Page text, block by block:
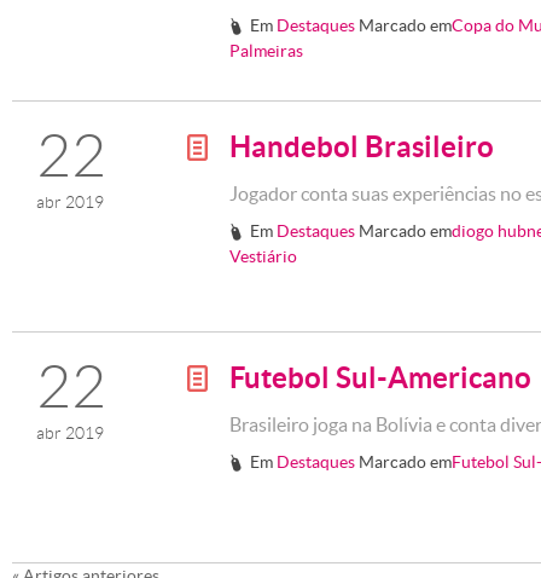
# Em Destaques Marcado emCopa do
Palmeiras
22
abr 2019
g Handebol Brasileiro
Jogador conta suas experiências no
# Em Destaques Marcado emdiogo
Vestiário
22
abr 2019
g Futebol Sul-Americano
Brasileiro joga na Bolívia e conta
# Em Destaques Marcado emFutebol